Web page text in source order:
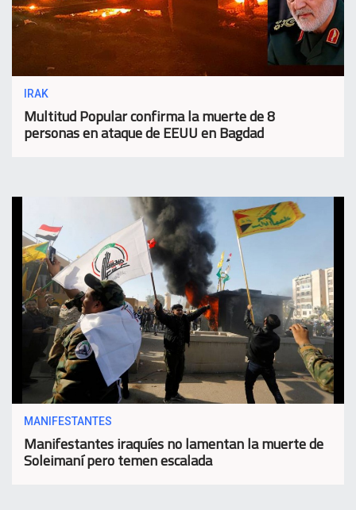
IRAK
Multitud Popular confirma la muerte de 8
personas en ataque de EEUU en Bagdad
MANIFESTANTES
Manifestantes iraquíes no lamentan la muerte de
Soleimaní pero temen escalada